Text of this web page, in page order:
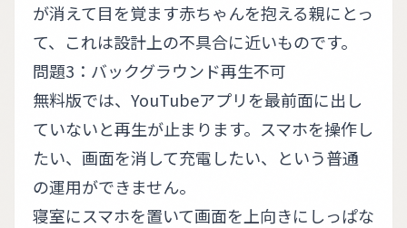
が消えて目を覚ます赤ちゃんを抱える親にとっ
て、これは設計上の不具合に近いものです。
問題3：バックグラウンド再生不可
無料版では、YouTubeアプリを最前面に出し
ていないと再生が止まります。スマホを操作し
たい、画面を消して充電したい、という普通
の運用ができません。
寝室にスマホを置いて画面を上向きにしっぱな